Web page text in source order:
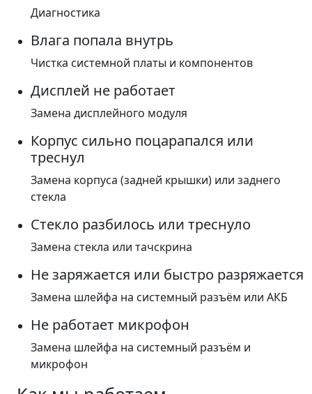
Диагностика
Влага попала внутрь
Чистка системной платы и компонентов
Дисплей не работает
Замена дисплейного модуля
Корпус сильно поцарапался или
треснул
Замена корпуса (задней крышки) или заднего
стекла
Стекло разбилось или треснуло
Замена стекла или тачскрина
Не заряжается или быстро разряжается
Замена шлейфа на системный разъём или АКБ
Не работает микрофон
Замена шлейфа на системный разъём и
микрофон